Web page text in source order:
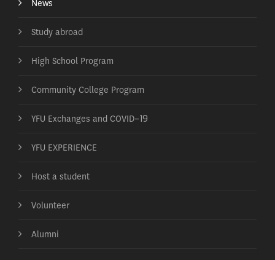
Study abroad
High School Program
Community College Program
YFU Exchanges and COVID-19
YFU EXPERIENCE
Host a student
Volunteer
Alumni